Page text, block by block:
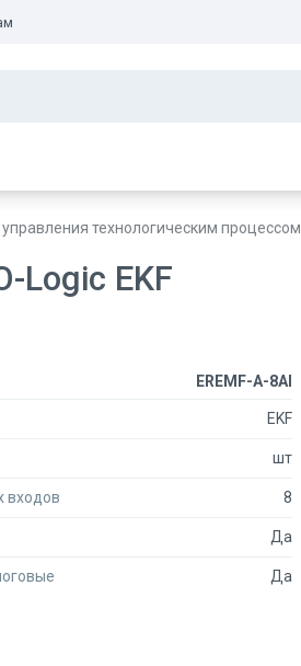
технологическим процессом
Logic EKF
EREMF-A-8AI
EKF
шт
входов 8
Да
Да